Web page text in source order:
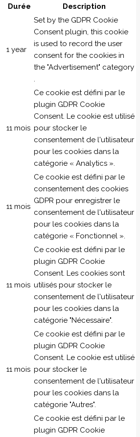
Durée Description
1 year
Set by the GDPR Cookie
Consent plugin, this cookie
is used to record the user
consent for the cookies in
the "Advertisement" category
.
11 mois
Ce cookie est défini par le
plugin GDPR Cookie
Consent. Le cookie est utilisé
pour stocker le
consentement de l'utilisateur
pour les cookies dans la
catégorie « Analytics ».
11 mois
Ce cookie est défini par le
consentement des cookies
GDPR pour enregistrer le
consentement de l'utilisateur
pour les cookies dans la
catégorie « Fonctionnel ».
11 mois
Ce cookie est défini par le
plugin GDPR Cookie
Consent. Les cookies sont
utilisés pour stocker le
consentement de l'utilisateur
pour les cookies dans la
catégorie "Nécessaire".
11 mois
Ce cookie est défini par le
plugin GDPR Cookie
Consent. Le cookie est utilisé
pour stocker le
consentement de l'utilisateur
pour les cookies dans la
catégorie "Autres".
Ce cookie est défini par le
plugin GDPR Cookie